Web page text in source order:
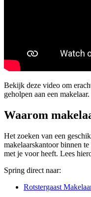
Bekijk deze video om
geholpen aan een makelaar.
Waarom
Het zoeken van een
makelaarskantoor binnen
met je voor heeft. Lees
Spring direct naar:
Rotstergaast